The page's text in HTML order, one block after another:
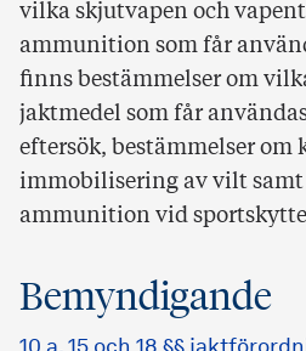
vilka skjutvapen och
ammunition som får
finns bestämmelser om
jaktmedel som får
eftersök, bestämmelser om
immobilisering av vilt samt
ammunition vid
Bemyndigande